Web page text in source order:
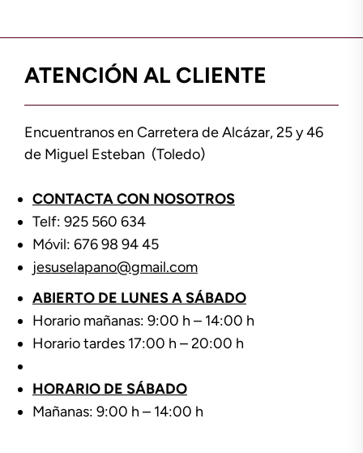
ATENCIÓN AL CLIENTE
Encuentranos en Carretera de Alcázar, 25 y 46
de Miguel Esteban (Toledo)
CONTACTA CON NOSOTROS
Telf: 925 560 634
Móvil: 676 98 94 45
jesuselapano@gmail.com
ABIERTO DE LUNES A SÁBADO
Horario mañanas: 9:00 h – 14:00 h
Horario tardes 17:00 h – 20:00 h
HORARIO DE SÁBADO
Mañanas: 9:00 h – 14:00 h